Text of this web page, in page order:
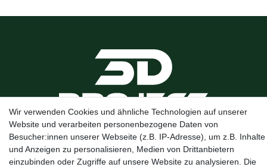
Kanalstraße 5, 95444 Bayreuth·0921 / 50753020·info@3dproject-
bayreuth.de
Wir verwenden Cookies und ähnliche Technologien auf unserer
Website und verarbeiten personenbezogene Daten von
Besucher:innen unserer Webseite (z.B. IP-Adresse), um z.B. Inhalte
und Anzeigen zu personalisieren, Medien von Drittanbietern
einzubinden oder Zugriffe auf unsere Website zu analysieren. Die